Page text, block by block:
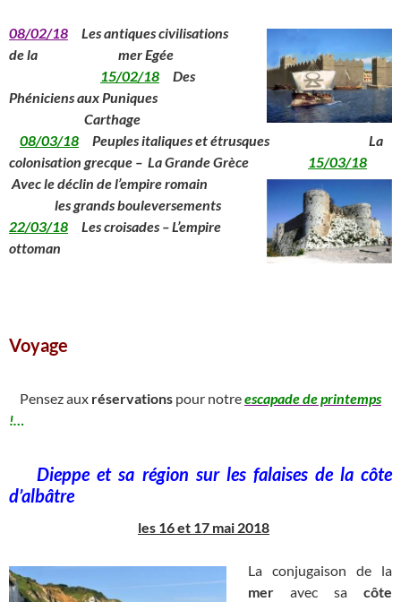
08/02/18 Les antiquescivilisations
de la
mer Egée
15/02/18
Des
Phéniciens aux Puniques
Carthage
08/03/18 Peuples italiques et étrusques La
colonisation grecque – La Grande Grèce
15/03/18
Avec le déclin de l’empire romain
les grands bouleversements
22/03/18 Les croisades – L’empire
ottoman
Voyage
Pensez aux réservations pour notreescapade de printemps
!…
_Dieppe et sa région sur les falaises de la côte
d’albâtre
les 16 et 17 mai 2018
La conjugaison de la
mer avec sa côte